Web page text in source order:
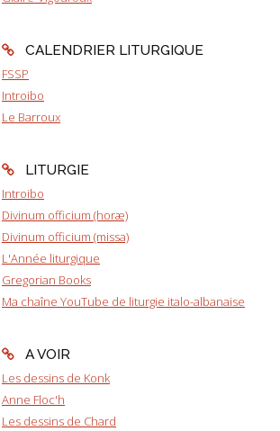
CALENDRIER LITURGIQUE
FSSP
Introibo
Le Barroux
LITURGIE
Introibo
Divinum officium (horæ)
Divinum officium (missa)
L'Année liturgique
Gregorian Books
Ma chaîne YouTube de liturgie italo-albanaise
A VOIR
Les dessins de Konk
Anne Floc'h
Les dessins de Chard